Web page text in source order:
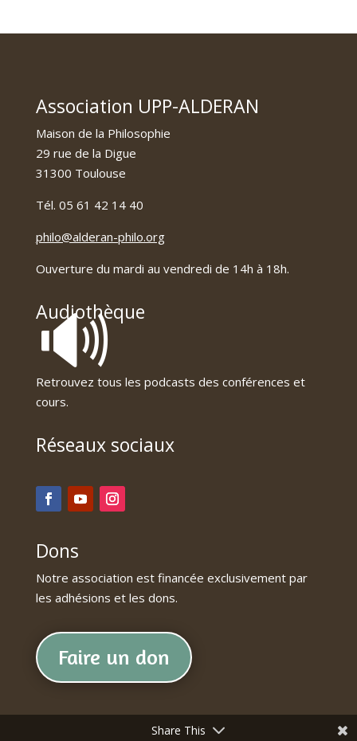
Association UPP-ALDERAN
Maison de la Philosophie
29 rue de la Digue
31300 Toulouse
Tél. 05 61 42 14 40
philo@alderan-philo.org
Ouverture du mardi au vendredi de 14h à 18h.
Audiothèque
🔊
Retrouvez tous les podcasts des conférences et
cours.
Réseaux sociaux
Dons
Notre association est financée exclusivement par
les adhésions et les dons.
Faire un don
Share This